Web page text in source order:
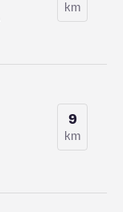
km
9
km